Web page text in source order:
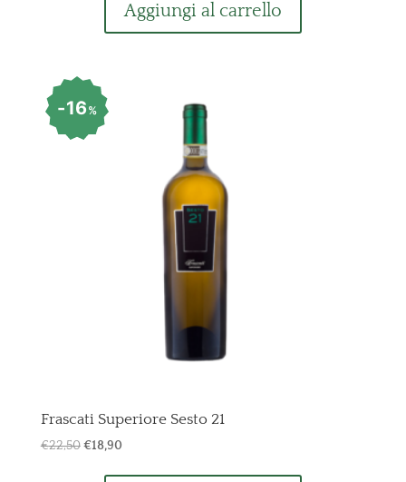
Aggiungi al carrello
16%
Frascati Superiore Sesto 21
€22,50 Il
€18,90Il